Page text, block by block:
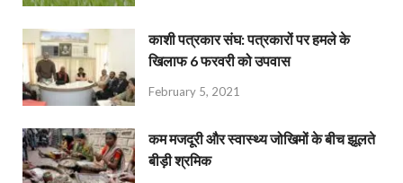
काशी पत्रकार संघ: पत्रकारों पर हमले के
खिलाफ 6 फरवरी को उपवास
February 5, 2021
कम मजदूरी और स्वास्थ्य जोखिमों के बीच झूलते
बीड़ी श्रमिक